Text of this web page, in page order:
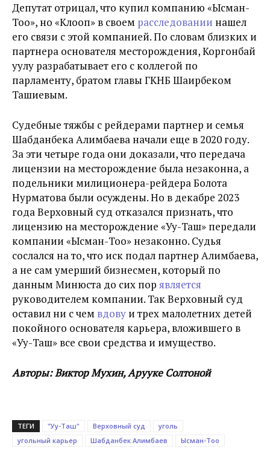
Депутат отрицал, что купил компанию «Ысман-
Тоо», но «Клооп» в своем расследовании нашел
его связи с этой компанией. По словам близких и
партнера основателя месторождения, Коргонбай
уулу разрабатывает его с коллегой по
парламенту, братом главы ГКНБ Шаирбеком
Ташиевым.
Судебные тяжбы с рейдерами партнер и семья
Шабданбека Алимбаева начали еще в 2020 году.
За эти четыре года они доказали, что передача
лицензии на месторождение была незаконна, а
подельники милиционера-рейдера Болота
Нурматова были осуждены. Но в декабре 2023
года Верховный суд отказался признать, что
лицензию на месторождение «Уу-Таш» передали
компании «Ысман-Тоо» незаконно. Судья
сослался на то, что иск подал партнер Алимбаева,
а не сам умерший бизнесмен, который по
данным Минюста до сих пор является
руководителем компании. Так Верховный суд
оставил ни с чем вдову и трех малолетних детей
покойного основателя карьера, вложившего в
«Уу-Таш» все свои средства и имущество.
Авторы: Виктор Мухин, Арууке Солтоной
ТЕГИ "Уу-Таш" Верховный суд
уголь
угольный карьер
Шабданбек Алимбаев Ысман-Тоо